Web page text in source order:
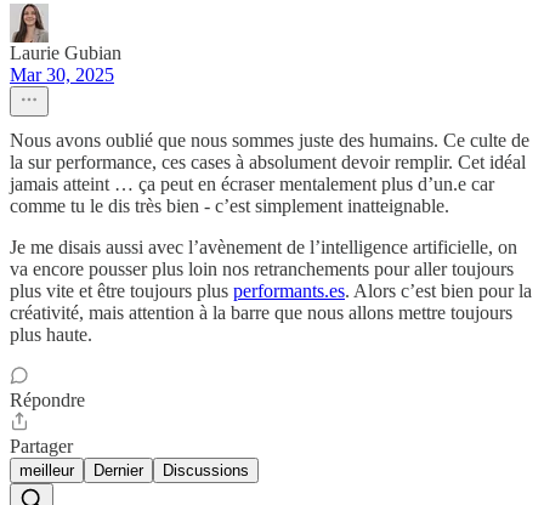
Laurie Gubian
Mar 30, 2025
Nous avons oublié que nous sommes juste des humains. Ce culte de
la sur performance, ces cases à absolument devoir remplir. Cet idéal
jamais atteint … ça peut en écraser mentalement plus d’un.e car
comme tu le dis très bien - c’est simplement inatteignable.
Je me disais aussi avec l’avènement de l’intelligence artificielle, on
va encore pousser plus loin nos retranchements pour aller toujours
plus vite et être toujours plus performants.es. Alors c’est bien pour la
créativité, mais attention à la barre que nous allons mettre toujours
plus haute.
Répondre
Partager
meilleur Dernier Discussions